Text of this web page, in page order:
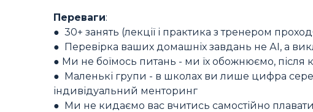
Переваги:
● 30+ занять (лекції і практика з тренером
● Перевірка ваших домашніх завдань не АІ, а
● Ми не боїмось питань - ми їх обожнюємо, після
● Маленькі групи - в школах ви лише цифра
індивідуальний менторинг
● Ми не кидаємо вас вчитись самостійно